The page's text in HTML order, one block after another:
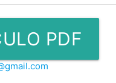
PDF